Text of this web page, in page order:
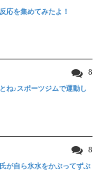
応を集めてみたよ！
8
ね♪スポーツジムで運動し
8
が自ら氷水をかぶってずぶ